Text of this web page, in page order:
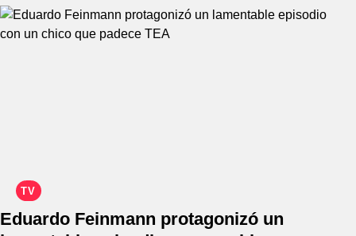
TV
Eduardo Feinmann protagonizó un